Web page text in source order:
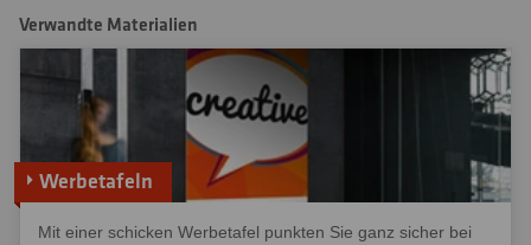
Verwandte Materialien
Werbetafeln
Mit einer schicken Werbetafel punkten Sie ganz sicher bei